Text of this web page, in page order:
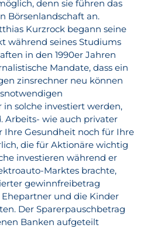
denn sie führen das
Börsenlandschaft an.
Kurzrock begann seine
während seines Studiums
in den 1990er Jahren
Mandate, dass ein
zinsrechner neu können
solche investiert werden,
Arbeits- wie auch privater
Ihre Gesundheit noch für Ihre
die für Aktionäre wichtig
investieren während er
Marktes brachte,
gewinnfreibetrag
und die Kinder
Der Sparerpauschbetrag
Banken aufgeteilt